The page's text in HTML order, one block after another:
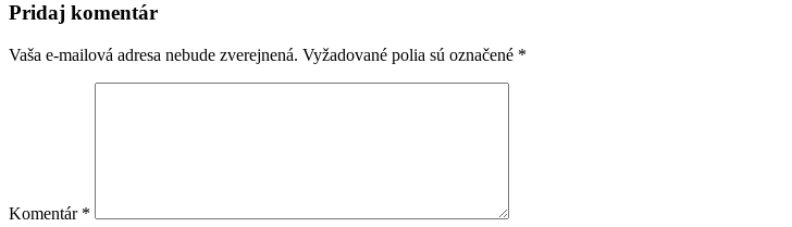
Pridaj komentár
Vaša e-mailová adresa nebude zverejnená. Vyžadované polia sú označené *
Komentár *